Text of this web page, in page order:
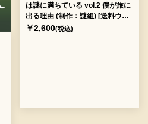
は謎に満ちている vol.2 僕が旅に
出る理由 (制作：謎組) [送料ウエ
イト：2]
￥2,600(税込)